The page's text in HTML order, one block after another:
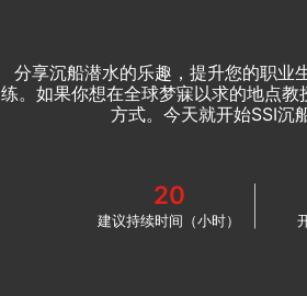
分享沉船潜水的乐趣，提升您的职业
练。如果你想在全球梦寐以求的地点
方式。今天就开始SSI沉
20
建议持续时间（小时）